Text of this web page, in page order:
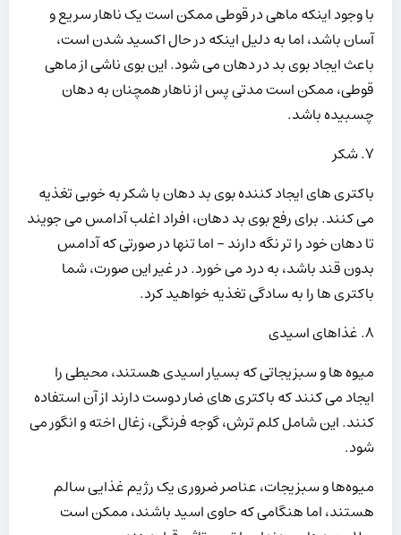
با وجود اینکه ماهی در قوطی ممکن است یک ناهار سریع و
آسان باشد، اما به دلیل اینکه در حال اکسید شدن است،
باعث ایجاد بوی بد در دهان می شود. این بوی ناشی از ماهی
قوطی، ممکن است مدتی پس از ناهار همچنان به دهان
چسبیده باشد.
۷. شکر
باکتری های ایجاد کننده بوی بد دهان با شکر به خوبی تغذیه
می کنند. برای رفع بوی بد دهان، افراد اغلب آدامس می جویند
تا دهان خود را تر نگه دارند – اما تنها در صورتی که آدامس
بدون قند باشد، به درد می خورد. در غیر این صورت، شما
باکتری ها را به سادگی تغذیه خواهید کرد.
۸. غذاهای اسیدی
میوه ها و سبزیجاتی که بسیار اسیدی هستند، محیطی را
ایجاد می کنند که باکتری های ضار دوست دارند از آن استفاده
کنند. این شامل کلم ترش، گوجه فرنگی، زغال اخته و انگور می
شود.
میوه‌ها و سبزیجات، عناصر ضروری یک رژیم غذایی سالم
هستند، اما هنگامی که حاوی اسید باشند، ممکن است